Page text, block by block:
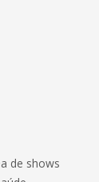
de shows